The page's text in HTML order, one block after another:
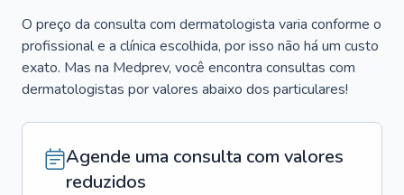
O preço da consulta com dermatologista varia conforme o
profissional e a clínica escolhida, por isso não há um custo
exato. Mas na Medprev, você encontra consultas com
dermatologistas por valores abaixo dos particulares!
Agende uma consulta com valores
reduzidos